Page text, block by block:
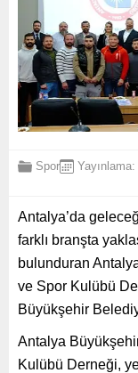
Spor
Antalya’da
farklı branşta
bulunduran
ve Spor Kulübü
Büyükşehir
Antalya
Kulübü Derneği,